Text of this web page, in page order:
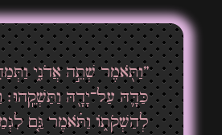
”וַתֹּ֖אמֶר שְׁתֵ֣ה אֲדֹנִ֑י
כַּדָּ֛הּ עַל־יָדָ֖הּ וַתַּשְׁקֵֽהוּ׃
לְהַשְׁקֹת֑וֹ וַתֹּ֗אמֶר גַּ֤ם